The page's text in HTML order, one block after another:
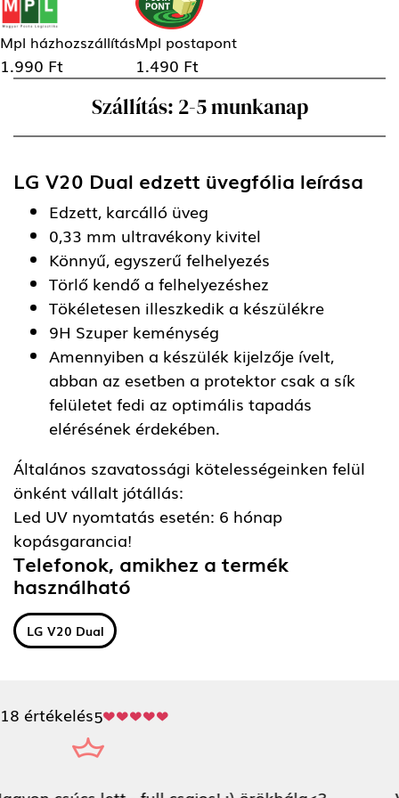
Mpl házhozszállítás
1.990 Ft
Mpl postapont
1.490 Ft
Szállítás: 2-5 munkanap
LG V20 Dual edzett üvegfólia leírása
Edzett, karcálló üveg
0,33 mm ultravékony kivitel
Könnyű, egyszerű felhelyezés
Törlő kendő a felhelyezéshez
Tökéletesen illeszkedik a készülékre
9H Szuper keménység
Amennyiben a készülék kijelzője ívelt,
abban az esetben a protektor csak a sík
felületet fedi az optimális tapadás
elérésének érdekében.
Általános szavatossági kötelességeinken felül
önként vállalt jótállás:
Led UV nyomtatás esetén: 6 hónap
kopásgarancia!
Telefonok, amikhez a termék
használható
LG V20 Dual
18 értékelés5